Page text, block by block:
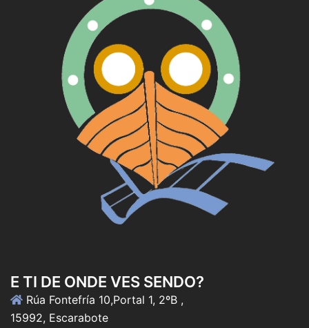
E TI DE ONDE VES SENDO?
Rúa Fontefría 10,Portal 1, 2ºB ,
15992, Escarabote